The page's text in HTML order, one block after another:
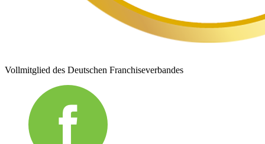
Vollmitglied des Deutschen Franchiseverbandes